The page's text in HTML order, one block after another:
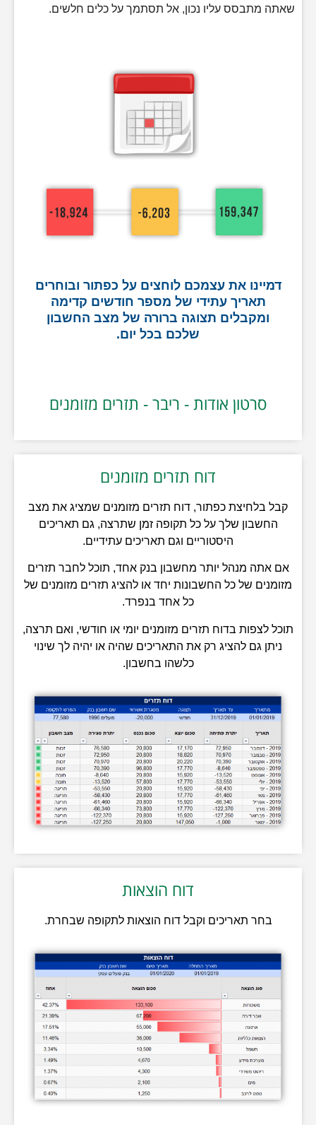
שאתה מתבסס עליו נכון, אל תסתמך על כלים חלשים.
דמיינו את עצמכם לוחצים על כפתור ובוחרים
תאריך עתידי של מספר חודשים קדימה
ומקבלים תצוגה ברורה של מצב החשבון
שלכם בכל יום.
סרטון אודות - ריבר - תזרים מזומנים
דוח תזרים מזומנים
קבל בלחיצת כפתור, דוח תזרים מזומנים שמציג את מצב
החשבון שלך על כל תקופה זמן שתרצה, גם תאריכים
היסטוריים וגם תאריכים עתידיים.
אם אתה מנהל יותר מחשבון בנק אחד, תוכל לחבר תזרים
מזומנים של כל החשבונות יחד או להציג תזרים מזומנים של
כל אחד בנפרד.
תוכל לצפות בדוח תזרים מזומנים יומי או חודשי, ואם תרצה,
ניתן גם להציג רק את התאריכים שהיה או יהיה לך שינוי
כלשהו בחשבון.
דוח הוצאות
בחר תאריכים וקבל דוח הוצאות לתקופה שבחרת.